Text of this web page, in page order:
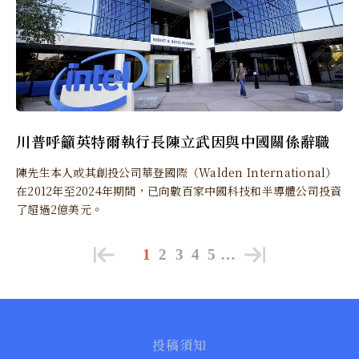
川普呼籲英特爾執行長陳立武因與中國關係辭職
陳先生本人或其創投公司華登國際（Walden International）
在2012年至2024年期間，已向數百家中國科技和半導體公司投資
了超過2億美元。
1 2 3 4 5 …
投稿須知